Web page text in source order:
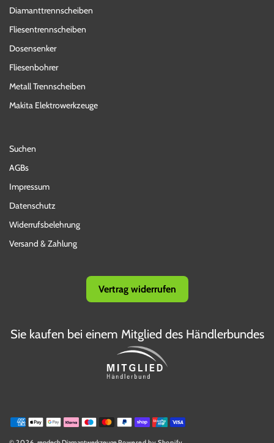
Diamanttrennscheiben
Fliesentrennscheiben
Dosensenker
Fliesenbohrer
Metall Trennscheiben
Makita Elektrowerkzeuge
Suchen
AGBs
Impressum
Datenschutz
Widerrufsbelehrung
Versand & Zahlung
Vertrag widerrufen
Sie kaufen bei einem Mitglied des Händlerbundes
Zahlungsmethoden